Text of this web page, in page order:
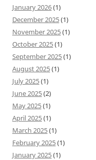
January 2026(1)
December 2025(1)
November 2025(1)
October 2025(1)
September 2025(1)
August 2025(1)
July 2025(1)
June 2025(2)
May 2025(1)
April 2025(1)
March 2025(1)
February 2025(1)
January 2025(1)